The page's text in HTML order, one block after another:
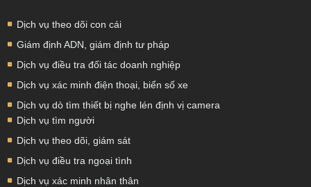
Dịch vụ theo dõi con cái
Giám định ADN, giám định tư pháp
Dịch vụ điều tra đối tác doanh nghiệp
Dịch vụ xác minh điện thoại, biển số xe
Dịch vụ dò tìm thiết bị nghe lén định vị camera
Dịch vụ tìm người
Dịch vụ theo dõi, giám sát
Dịch vụ điều tra ngoại tình
Dịch vụ xác minh nhân thân